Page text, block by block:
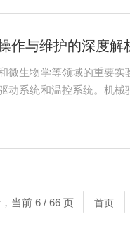
作与维护的深度解
微生物学等领域的重要
动系统和温控系统。机
荡培养箱内。通过控制...
当前 6 / 66 页 首页